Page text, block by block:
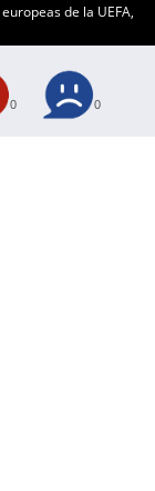
de la UEFA,
0 0